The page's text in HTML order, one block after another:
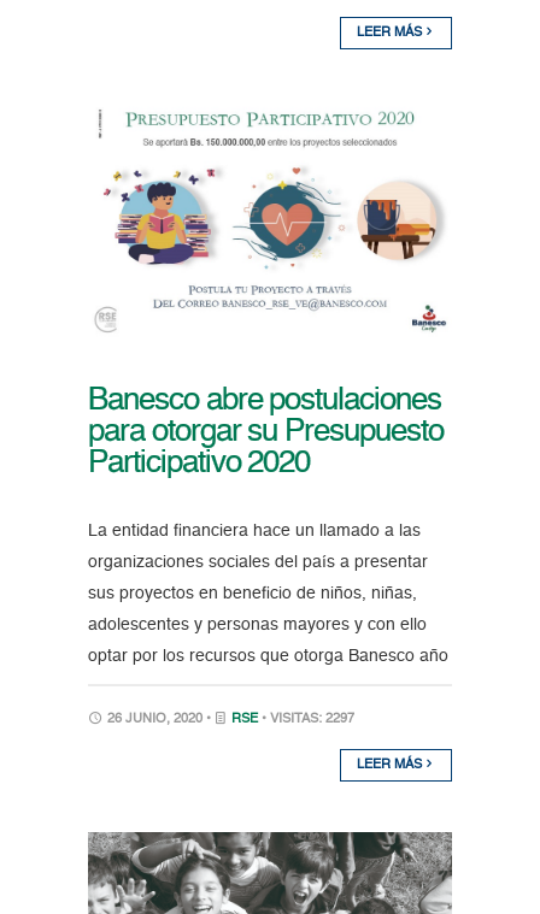
LEER MÁS
Banesco abre postulaciones
para otorgar su Presupuesto
Participativo 2020
La entidad financiera hace un llamado a las
organizaciones sociales del país a presentar
sus proyectos en beneficio de niños, niñas,
adolescentes y personas mayores y con ello
optar por los recursos que otorga Banesco año
26 JUNIO, 2020 • RSE • VISITAS: 2297
LEER MÁS